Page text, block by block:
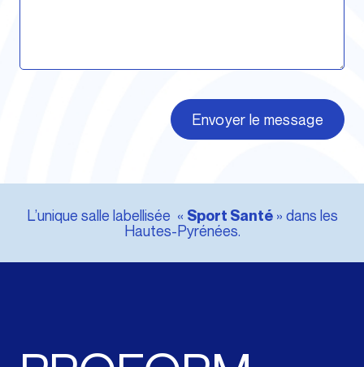
Envoyer le message
L’unique salle labellisée « Sport Santé» dans les
Hautes-Pyrénées.